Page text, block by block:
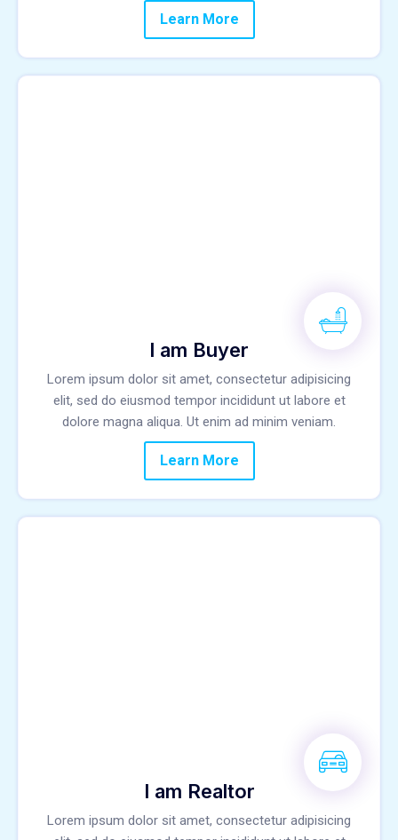
Learn More
I am Buyer
Lorem ipsum dolor sit amet, consectetur adipisicing
elit, sed do eiusmod tempor incididunt ut labore et
dolore magna aliqua. Ut enim ad minim veniam.
Learn More
I am Realtor
Lorem ipsum dolor sit amet, consectetur adipisicing